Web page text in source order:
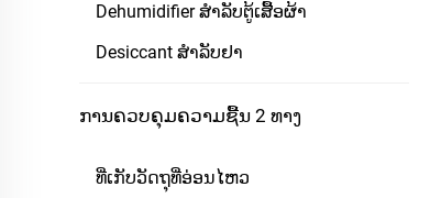
Dehumidifier ສຳລັບຕູ້ເສື້ອຜ້າ
Desiccant ສຳລັບຢາ
ການຄວບຄຸມຄວາມຊື້ນ 2 ທາງ
ທີ່ເກັບວັດຖຸທີ່ອ່ອນໄຫວ